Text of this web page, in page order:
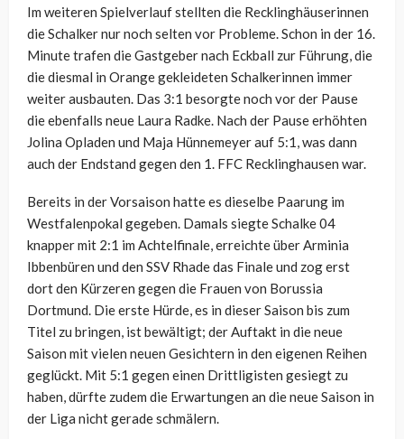
Im weiteren Spielverlauf stellten die Recklinghäuserinnen
die Schalker nur noch selten vor Probleme. Schon in der 16.
Minute trafen die Gastgeber nach Eckball zur Führung, die
die diesmal in Orange gekleideten Schalkerinnen immer
weiter ausbauten. Das 3:1 besorgte noch vor der Pause
die ebenfalls neue Laura Radke. Nach der Pause erhöhten
Jolina Opladen und Maja Hünnemeyer auf 5:1, was dann
auch der Endstand gegen den 1. FFC Recklinghausen war.
Bereits in der Vorsaison hatte es dieselbe Paarung im
Westfalenpokal gegeben. Damals siegte Schalke 04
knapper mit 2:1 im Achtelfinale, erreichte über Arminia
Ibbenbüren und den SSV Rhade das Finale und zog erst
dort den Kürzeren gegen die Frauen von Borussia
Dortmund. Die erste Hürde, es in dieser Saison bis zum
Titel zu bringen, ist bewältigt; der Auftakt in die neue
Saison mit vielen neuen Gesichtern in den eigenen Reihen
geglückt. Mit 5:1 gegen einen Drittligisten gesiegt zu
haben, dürfte zudem die Erwartungen an die neue Saison in
der Liga nicht gerade schmälern.